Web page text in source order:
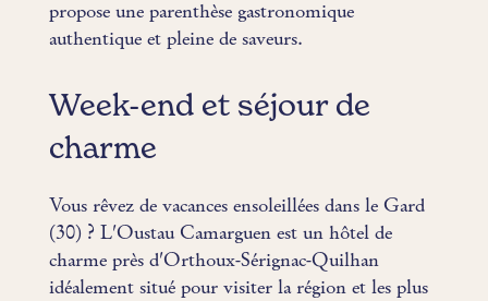
propose une parenthèse gastronomique
authentique et pleine de saveurs.
Week-end et séjour de
charme
Vous rêvez de vacances ensoleillées dans le Gard
(30) ? L'Oustau Camarguen est un hôtel de
charme près d'Orthoux-Sérignac-Quilhan
idéalement situé pour visiter la région et les plus